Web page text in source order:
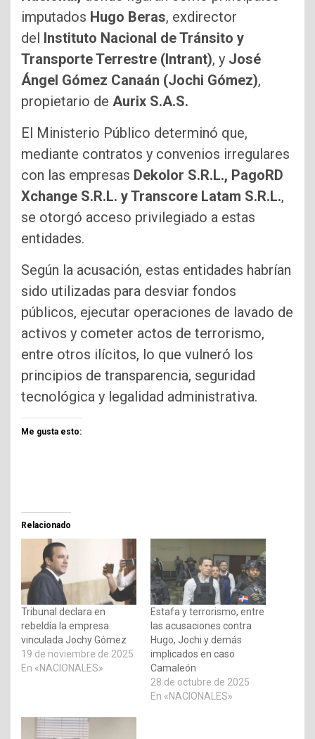
imputados Hugo Beras, exdirector
del Instituto Nacional de Tránsito y
Transporte Terrestre (Intrant), y José
Ángel Gómez Canaán (Jochi Gómez),
propietario de Aurix S.A.S.
El Ministerio Público determinó que,
mediante contratos y convenios irregulares
con las empresas Dekolor S.R.L., PagoRD
Xchange S.R.L. y Transcore Latam S.R.L.,
se otorgó acceso privilegiado a estas
entidades.
Según la acusación, estas entidades habrían
sido utilizadas para desviar fondos
públicos, ejecutar operaciones de lavado de
activos y cometer actos de terrorismo,
entre otros ilícitos, lo que vulneró los
principios de transparencia, seguridad
tecnológica y legalidad administrativa.
Me gusta esto:
Relacionado
Tribunal declara en
rebeldía la empresa
vinculada Jochy Gómez
19 de noviembre de 2025
En «NACIONALES»
Estafa y terrorismo, entre
las acusaciones contra
Hugo, Jochi y demás
implicados en caso
Camaleón
28 de octubre de 2025
En «NACIONALES»